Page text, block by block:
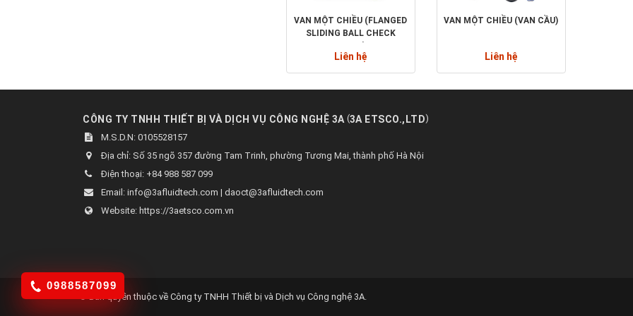
VAN MỘT CHIỀU (FLANGED
SLIDING BALL CHECK
Liên hệ
VAN MỘT CHIỀU (VAN CẦU)
Liên hệ
CÔNG TY TNHH THIẾT BỊ VÀ DỊCH VỤ CÔNG NGHỆ 3A (3A ETSCO.,LTD)
M.S.D.N: 0105528157
Địa chỉ: Số 35 ngõ 357 đường Tam Trinh, phường Tương Mai, thành phố Hà Nội
Điện thoại: +84 988 587 099
Email: info@3afluidtech.com | daoct@3afluidtech.com
Website: https://3aetsco.com.vn
© Bản quyền thuộc về Công ty TNHH Thiết bị và Dịch vụ Công nghệ 3A.
0988587099